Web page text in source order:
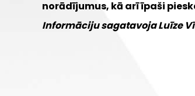
norādījumus, kā arī īpaši
Informāciju sagatavoja Luīze